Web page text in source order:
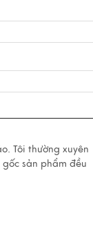
Tôi thường xuyên
sản phẩm đều